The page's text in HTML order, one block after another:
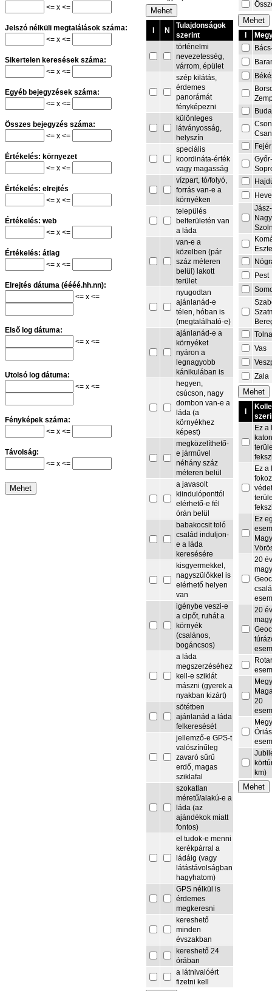
<= x <=
Jelszó nélküli megtalálások száma:
<= x <=
Sikertelen keresések száma:
<= x <=
Egyéb bejegyzések száma:
<= x <=
Összes bejegyzés száma:
<= x <=
Értékelés: környezet
<= x <=
Értékelés: elrejtés
<= x <=
Értékelés: web
<= x <=
Értékelés: átlag
<= x <=
Elrejtés dátuma (éééé.hh.nn):
<= x <=
Első log dátuma:
<= x <=
Utolsó log dátuma:
<= x <=
Fényképek száma:
<= x <=
Távolság:
<= x <=
I N
Tulajdonságok
szerint
történelmi
nevezetesség,
várrom, épület
szép kilátás,
érdemes
panorámát
fényképezni
különleges
látványosság,
helyszín
speciális
koordináta-érték
vagy magasság
vízpart, tó/folyó,
forrás van-e a
környéken
település
belterületén van
a láda
van-e a
közelben (pár
száz méteren
belül) lakott
terület
nyugodtan
ajánlanád-e
télen, hóban is
(megtalálható-e)
ajánlanád-e a
környéket
nyáron a
legnagyobb
kánikulában is
hegyen,
csúcson, nagy
dombon van-e a
láda (a
környékhez
képest)
megközelíthető-
e járművel
néhány száz
méteren belül
a javasolt
kiindulóponttól
elérhető-e fél
órán belül
babakocsit toló
család induljon-
e a láda
keresésére
kisgyermekkel,
nagyszülőkkel is
elérhető helyen
van
igénybe veszi-e
a cipőt, ruhát a
környék
(csalános,
bogáncsos)
a láda
megszerzéséhez
kell-e sziklát
mászni (gyerek a
nyakban kizárt)
sötétben
ajánlanád a láda
felkeresését
jellemző-e GPS-t
valószínűleg
zavaró sűrű
erdő, magas
sziklafal
szokatlan
méretű/alakú-e a
láda (az
ajándékok miatt
fontos)
el tudok-e menni
kerékpárral a
ládáig (vagy
látástávolságban
hagyhatom)
GPS nélkül is
érdemes
megkeresni
kereshető
minden
évszakban
kereshető 24
órában
a látnivalóért
fizetni kell
I
Fejér
Jász-
Pest
Vas
Zala
I
Ez a
Ez a
Ez
20
20
20
km)